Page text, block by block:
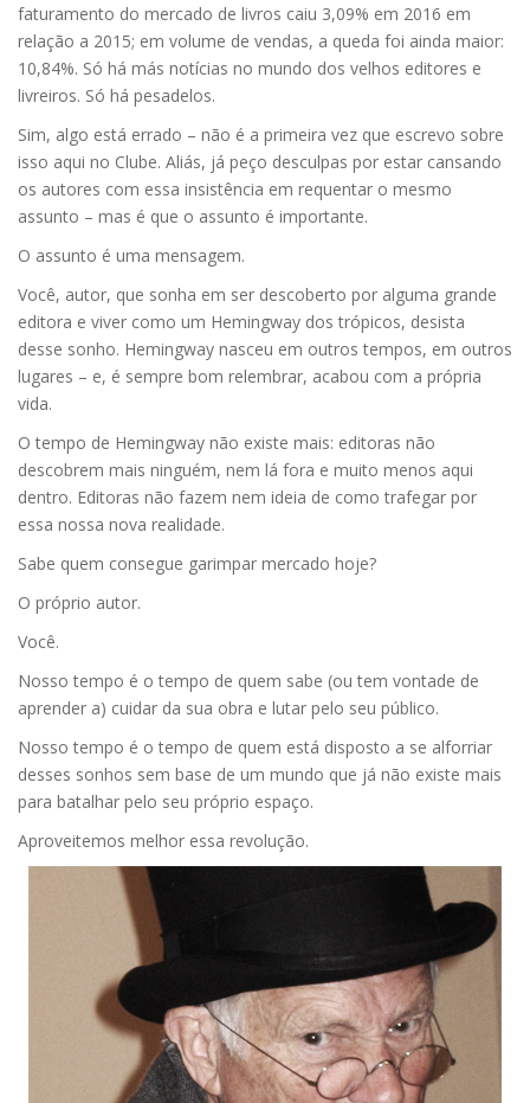
faturamento do mercado de livros caiu 3,09% em 2016 em
relação a 2015; em volume de vendas, a queda foi ainda maior:
10,84%. Só há más notícias no mundo dos velhos editores e
livreiros. Só há pesadelos.
Sim, algo está errado – não é a primeira vez que escrevo sobre
isso aqui no Clube. Aliás, já peço desculpas por estar cansando
os autores com essa insistência em requentar o mesmo
assunto – mas é que o assunto é importante.
O assunto é uma mensagem.
Você, autor, que sonha em ser descoberto por alguma grande
editora e viver como um Hemingway dos trópicos, desista
desse sonho. Hemingway nasceu em outros tempos, em outros
lugares – e, é sempre bom relembrar, acabou com a própria
vida.
O tempo de Hemingway não existe mais: editoras não
descobrem mais ninguém, nem lá fora e muito menos aqui
dentro. Editoras não fazem nem ideia de como trafegar por
essa nossa nova realidade.
Sabe quem consegue garimpar mercado hoje?
O próprio autor.
Você.
Nosso tempo é o tempo de quem sabe (ou tem vontade de
aprender a) cuidar da sua obra e lutar pelo seu público.
Nosso tempo é o tempo de quem está disposto a se alforriar
desses sonhos sem base de um mundo que já não existe mais
para batalhar pelo seu próprio espaço.
Aproveitemos melhor essa revolução.